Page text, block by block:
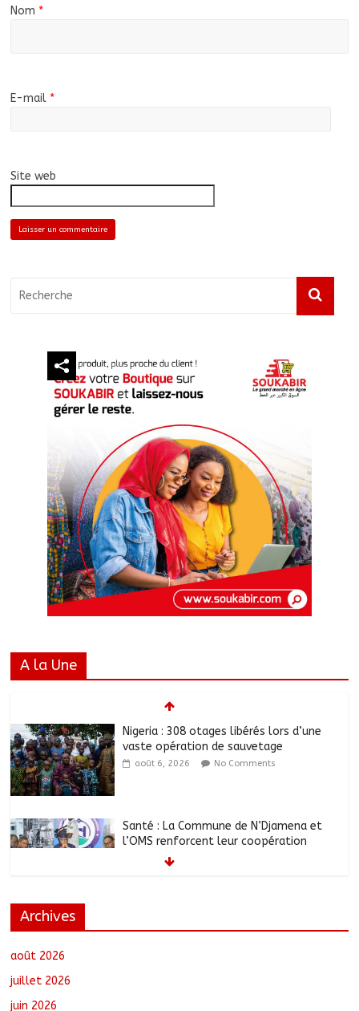
Nom *
E-mail *
Site web
A la Une
Nigeria : 308 otages libérés lors d’une
vaste opération de sauvetage
août 6, 2026 No Comments
Santé : La Commune de N’Djamena et
l’OMS renforcent leur coopération
août 6, 2026
de Ferrick Kodjoguila se mobilisent pour
Archives
août 2026
juillet 2026
juin 2026